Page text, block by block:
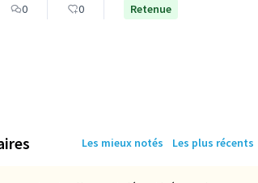
0 0 Retenue
Les mieux notés Les plus récents